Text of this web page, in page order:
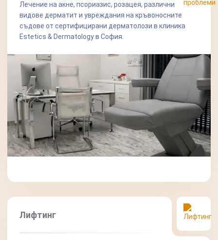
Лечение на акне, псориазис, розацея, различни
видове дерматит и увреждания на кръвоносните
съдове от сертифицирани дерматолози в клиника
Estetics & Dermatology в София.
Лифтинг